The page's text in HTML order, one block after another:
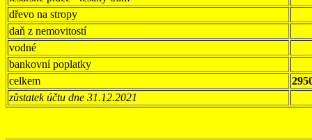
dřevo na stropy
daň z nemovitostí
vodné
bankovní poplatky
celkem
zůstatek účtu dne 31.12.2021